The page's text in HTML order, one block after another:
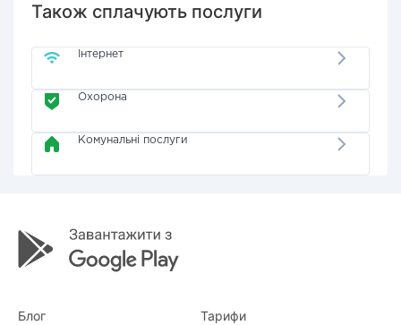
Також сплачують послуги
Інтернет
Охорона
Комунальні послуги
Блог Тарифи